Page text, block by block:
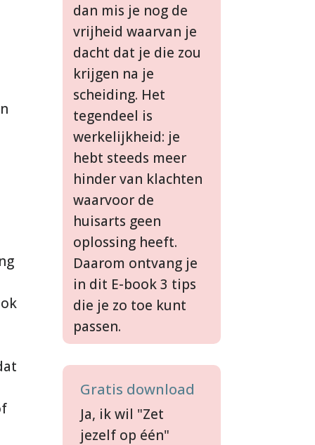
dan mis je nog de
vrijheid waarvan je
dacht dat je die zou
krijgen na je
scheiding. Het
tegendeel is
werkelijkheid: je
hebt steeds meer
hinder van klachten
waarvoor de
huisarts geen
oplossing heeft.
Daarom ontvang je
in dit E-book 3 tips
die je zo toe kunt
passen.
Gratis download
Ja, ik wil "Zet
jezelf op één"